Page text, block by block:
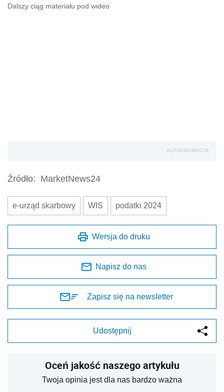
Dalszy ciąg materiału pod wideo
AUTOPROMOCJA
Źródło: MarketNews24
e-urząd skarbowy WIS podatki 2024
Wersja do druku
Napisz do nas
Zapisz się na newsletter
Udostępnij
Oceń jakość naszego artykułu
Twoja opinia jest dla nas bardzo ważna